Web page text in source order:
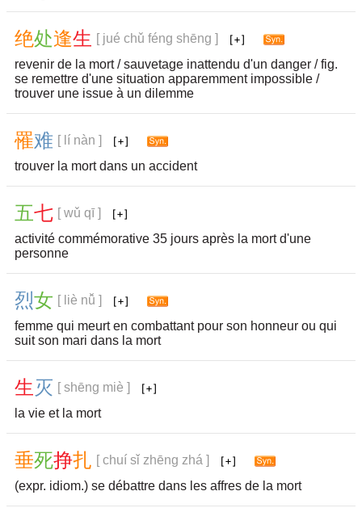
绝处逢生 [ jué chǔ féng shēng ]
revenir de la mort / sauvetage inattendu d'un danger / fig.
se remettre d'une situation apparemment impossible /
trouver une issue à un dilemme
罹难 [ lí nàn ]
trouver la mort dans un accident
五七 [ wǔ qī ]
activité commémorative 35 jours après la mort d'une
personne
烈女 [ liè nǚ ]
femme qui meurt en combattant pour son honneur ou qui
suit son mari dans la mort
生灭 [ shēng miè ]
la vie et la mort
垂死挣扎 [ chuí sǐ zhēng zhá ]
(expr. idiom.) se débattre dans les affres de la mort